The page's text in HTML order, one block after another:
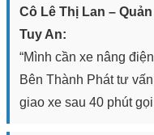
Cô Lê Thị Lan –
Tuy An:
“Mình cần xe nâng
Bên Thành Phát tư
giao xe sau 40 phút